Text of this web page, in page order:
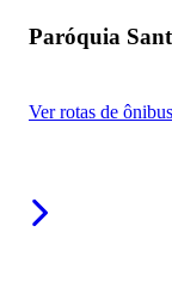
Paróquia
Ver rotas de